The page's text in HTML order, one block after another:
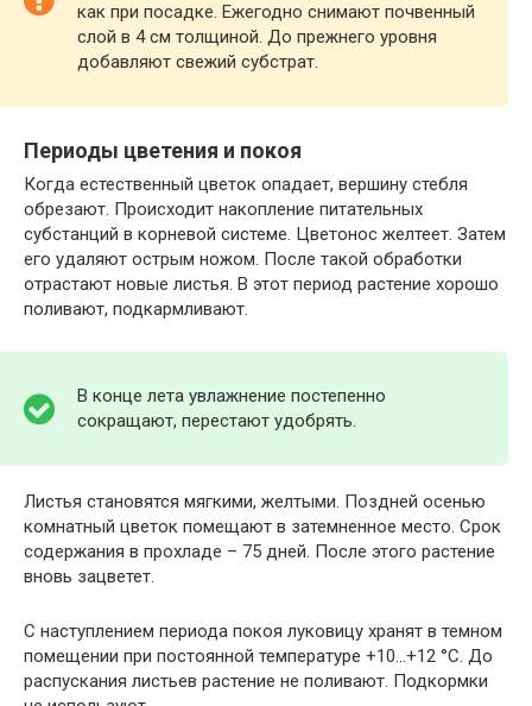
как при посадке. Ежегодно снимают почвенный
слой в 4 см толщиной. До прежнего уровня
добавляют свежий субстрат.
Периоды цветения и покоя
Когда естественный цветок опадает, вершину стебля
обрезают. Происходит накопление питательных
субстанций в корневой системе. Цветонос желтеет. Затем
его удаляют острым ножом. После такой обработки
отрастают новые листья. В этот период растение хорошо
поливают, подкармливают.
В конце лета увлажнение постепенно
сокращают, перестают удобрять.
Листья становятся мягкими, желтыми. Поздней осенью
комнатный цветок помещают в затемненное место. Срок
содержания в прохладе – 75 дней. После этого растение
вновь зацветет.
С наступлением периода покоя луковицу хранят в темном
помещении при постоянной температуре +10…+12 °C. До
распускания листьев растение не поливают. Подкормки